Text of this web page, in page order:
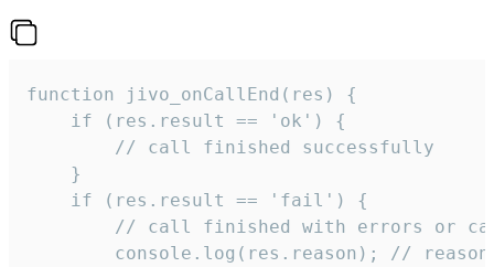
function jivo_onCallEnd(res) {
    if (res.result == 'ok') {
        // call finished successfully
    }
    if (res.result == 'fail') {
// call finished with errors or
console.log(res.reason); //